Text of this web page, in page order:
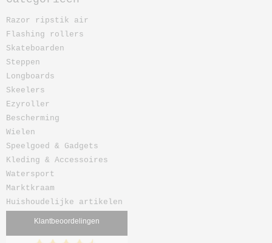
Razor ripstik air
Flashing rollers
Skateboarden
Steppen
Longboards
Skeelers
Ezyroller
Bescherming
Wielen
Speelgoed & Gadgets
Kleding & Accessoires
Watersport
Marktkraam
Huishoudelijke artikelen